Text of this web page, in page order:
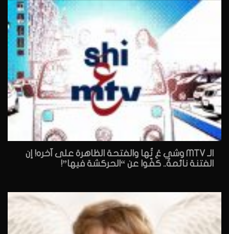
الـ MTV وشي عَ تُها والفتحة الظاهرة على آخره! إن
الفتنة نائمةٌ.. كفّوا عن “الحركشة فيها”!